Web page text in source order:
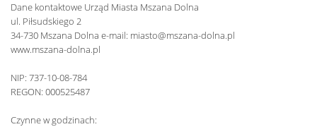
Dane kontaktowe Urząd Miasta Mszana Dolna
ul. Piłsudskiego 2
34-730 Mszana Dolna e-mail: miasto@mszana-dolna.pl
www.mszana-dolna.pl
NIP: 737-10-08-784
REGON: 000525487
Czynne w godzinach: